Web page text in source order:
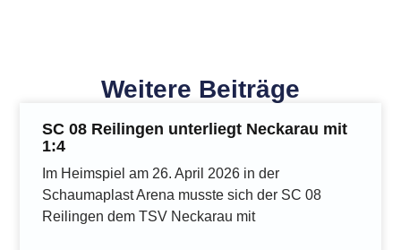
Weitere Beiträge
SC 08 Reilingen unterliegt Neckarau mit
1:4
Im Heimspiel am 26. April 2026 in der
Schaumaplast Arena musste sich der SC 08
Reilingen dem TSV Neckarau mit